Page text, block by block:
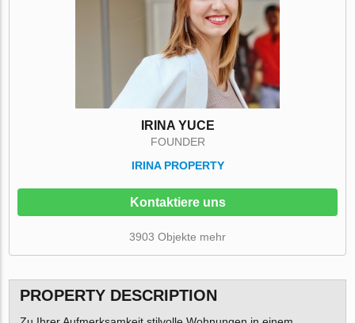
IRINA YUCE
FOUNDER
IRINA PROPERTY
Kontaktiere uns
3903 Objekte mehr
PROPERTY DESCRIPTION